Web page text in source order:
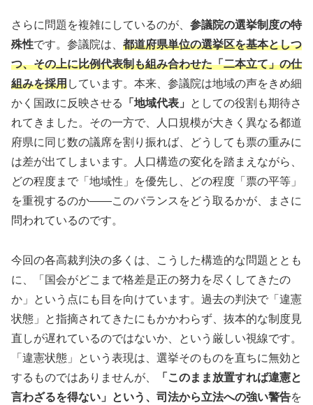
さらに問題を複雑にしているのが、 参議院の選挙制度の特
殊性です。参議院は、 都道府県単位の選挙区を基本としつ
つ、その上に比例代表制も組み合わせた「二本立て」の仕
組みを採用しています。本来、参議院は地域の声をきめ細
かく国政に反映させる
「地域代表」
としての役割も期待さ
れてきました。その一方で、人口規模が大きく異なる都道
府県に同じ数の議席を割り振れば、どうしても票の重みに
は差が出てしまいます。人口構造の変化を踏まえながら、
どの程度まで「地域性」を優先し、どの程度「票の平等」
を重視するのか——このバランスをどう取るかが、まさに
問われているのです。
今回の各高裁判決の多くは、こうした構造的な問題ととも
に、「国会がどこまで格差是正の努力を尽くしてきたの
か」という点にも目を向けています。過去の判決で「違憲
状態」と指摘されてきたにもかかわらず、抜本的な制度見
直しが遅れているのではないか、という厳しい視線です。
「違憲状態」という表現は、選挙そのものを直ちに無効と
するものではありませんが、
「このまま放置すれば違憲と
言わざるを得ない」という、司法から立法への強い警告を